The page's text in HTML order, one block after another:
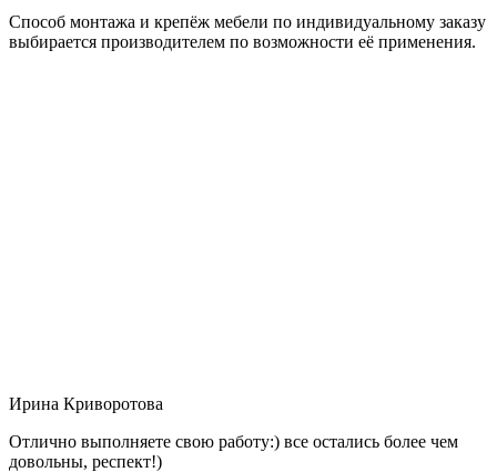
Способ монтажа и крепёж мебели по индивидуальному заказу
выбирается производителем по возможности её применения.
Ирина Криворотова
Отлично выполняете свою работу:) все остались более чем
довольны, респект!)